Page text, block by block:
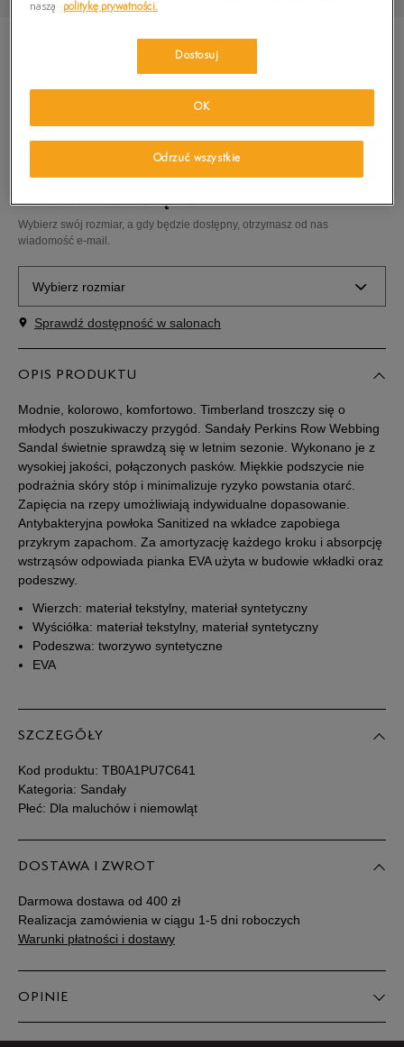
PRODUKT NIEDOSTĘPNY
Wybierz swój rozmiar, a gdy będzie dostępny, otrzymasz od nas
wiadomość e-mail.
Wybierz rozmiar
Rozmiary EU
17 9,5 cm
18,5 10,5 cm Powiadom o dostępności
19 11 cm Powiadom o dostępności
20 12 cm Powiadom o dostępności
21 12,5 cm Powiadom o dostępności
22
23 14 cm
24 14,5 cm
25 15 cm Powiadom o dostępności
25,5 15,5 cm Powiadom o dostępności
26 16 cm Powiadom o dostępności
Sprawdź dostępność w salonach
OPIS PRODUKTU
Modnie, kolorowo, komfortowo. Timberland troszczy się o
młodych poszukiwaczy przygód. Sandały Perkins Row Webbing
Sandal świetnie sprawdzą się w letnim sezonie. Wykonano je z
wysokiej jakości, połączonych pasków. Miękkie podszycie nie
podrażnia skóry stóp i minimalizuje ryzyko powstania otarć.
Zapięcia na rzepy umożliwiają indywidualne dopasowanie.
Antybakteryjna powłoka Sanitized na wkładce zapobiega
przykrym zapachom. Za amortyzację każdego kroku i absorpcję
wstrząsów odpowiada pianka EVA użyta w budowie wkładki oraz
podeszwy.
Wierzch: materiał tekstylny, materiał syntetyczny
Wyściółka: materiał tekstylny, materiał syntetyczny
Podeszwa: tworzywo syntetyczne
EVA
SZCZEGÓŁY
Kod produktu: TB0A1PU7C641
Kategoria: Sandały
Płeć: Dla maluchów i niemowląt
DOSTAWA I ZWROT
Darmowa dostawa od 400 zł
Realizacja zamówienia w ciągu 1-5 dni roboczych
Warunki płatności i dostawy
OPINIE
naszą
politykę prywatności.
Dostosuj
Odrzuć wszystkie
OK